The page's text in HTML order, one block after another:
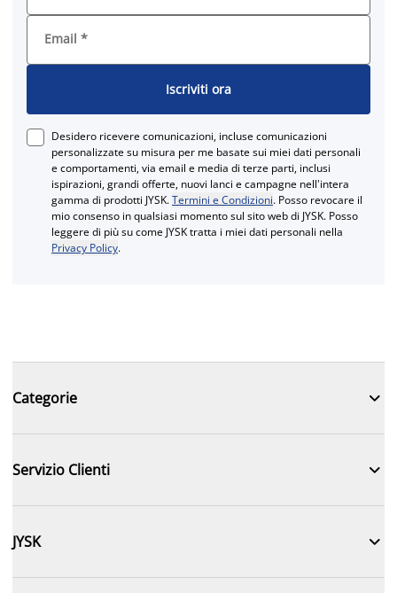
Email *
Iscriviti ora
Desidero ricevere comunicazioni, incluse comunicazioni
personalizzate su misura per me basate sui miei dati personali
e comportamenti, via email e media di terze parti, inclusi
ispirazioni, grandi offerte, nuovi lanci e campagne nell'intera
gamma di prodotti JYSK.Termini e Condizioni. Posso revocare il
mio consenso in qualsiasi momento sul sito web di JYSK. Posso
leggere di più su come JYSK tratta i miei dati personali nella
Privacy Policy.
Categorie 
Servizio Clienti 
JYSK 